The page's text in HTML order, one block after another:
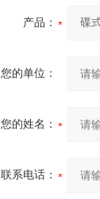
产品：
您的单位：
您的姓名：
联系电话：